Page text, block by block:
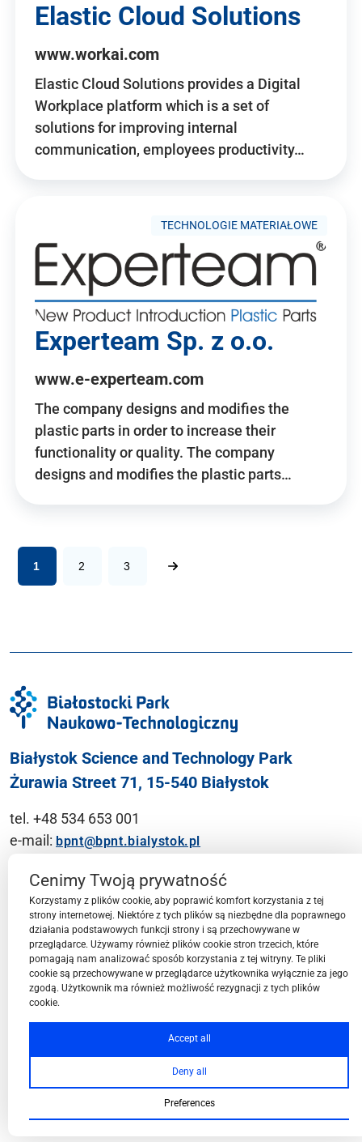
Elastic Cloud Solutions
www.workai.com
Elastic Cloud Solutions provides a Digital
Workplace platform which is a set of
solutions for improving internal
communication, employees productivity…
TECHNOLOGIE MATERIAŁOWE
Experteam Sp. z o.o.
www.e-experteam.com
The company designs and modifies the
plastic parts in order to increase their
functionality or quality. The company
designs and modifies the plastic parts…
1 2 3
Białystok Science and Technology Park
Żurawia Street 71, 15-540 Białystok
tel. +48 534 653 001
e-mail: bpnt@bpnt.bialystok.pl
Contact
BPN-T Area
BPN-T Offer
Cenimy Twoją prywatność
Korzystamy z plików cookie, aby poprawić komfort korzystania z tej
strony internetowej. Niektóre z tych plików są niezbędne dla poprawnego
działania podstawowych funkcji strony i są przechowywane w
przeglądarce. Używamy również plików cookie stron trzecich, które
pomagają nam analizować sposób korzystania z tej witryny. Te pliki
cookie są przechowywane w przeglądarce użytkownika wyłącznie za jego
zgodą. Użytkownik ma również możliwość rezygnacji z tych plików
cookie.
Accept all
Deny all
Preferences